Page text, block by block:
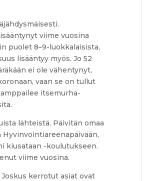
viime vuosina
puolet 8–9-luokkalaisista,
lisääntyy myös. Jo 52
ei ole vähentynyt,
vaan se on tullut
itsemurha-
lähteistä. Päivitän omaa
kiusataan -koulutukseen.
viime vuosina.
kerrotut asiat ovat